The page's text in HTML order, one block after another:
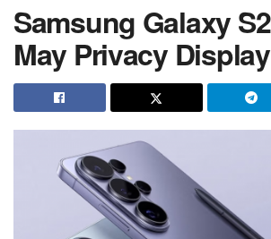
Samsung Galaxy
May Privacy